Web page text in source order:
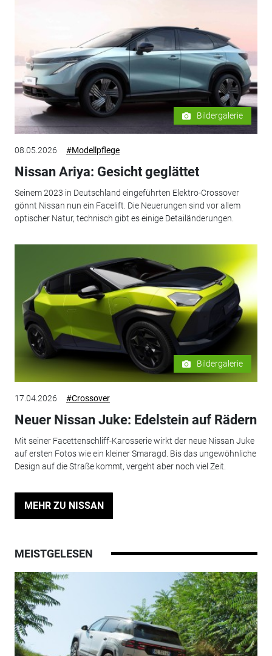
Bildergalerie
08.05.2026 #Modellpflege
Nissan Ariya: Gesicht geglättet
Seinem 2023 in Deutschland eingeführten Elektro-Crossover
gönnt Nissan nun ein Facelift. Die Neuerungen sind vor allem
optischer Natur, technisch gibt es einige Detailänderungen.
Bildergalerie
17.04.2026 #Crossover
Neuer Nissan Juke: Edelstein auf Rädern
Mit seiner Facettenschliff-Karosserie wirkt der neue Nissan Juke
auf ersten Fotos wie ein kleiner Smaragd. Bis das ungewöhnliche
Design auf die Straße kommt, vergeht aber noch viel Zeit.
MEHR ZU NISSAN
MEISTGELESEN